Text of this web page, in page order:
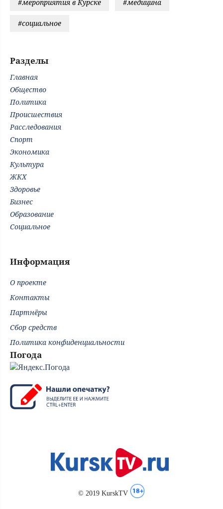
#мероприятия в Курске #медицина
#социальное
Разделы
Главная
Общество
Политика
Происшествия
Расследования
Спорт
Экономика
Культура
ЖКХ
Здоровье
Бизнес
Образование
Социальное
Информация
О проекте
Контакты
Партнёры
Сбор средств
Политика конфиденциальности
Погода
© 2019 KurskTV